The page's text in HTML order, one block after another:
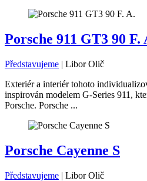
Porsche 911 GT3 90 F.
Představujeme | Libor Olič
Exteriér a interiér tohoto
inspirován modelem G-Series 911,
Porsche. Porsche ...
Porsche Cayenne S
Představujeme | Libor Olič